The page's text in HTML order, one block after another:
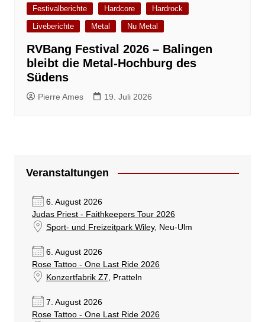
Festivalberichte Hardcore
Hardrock
Liveberichte
Metal Nu Metal
RVBang Festival 2026 – Balingen
bleibt die Metal-Hochburg des
Südens
Pierre Ames 19. Juli 2026
Veranstaltungen
6. August 2026
Judas Priest - Faithkeepers Tour 2026
Sport- und Freizeitpark Wiley, Neu-Ulm
6. August 2026
Rose Tattoo - One Last Ride 2026
Konzertfabrik Z7 , Pratteln
7. August 2026
Rose Tattoo - One Last Ride 2026